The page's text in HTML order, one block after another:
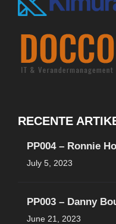
RECENTE
PP004 – Ronnie
July 5, 2023
PP003 – Danny
June 21, 2023